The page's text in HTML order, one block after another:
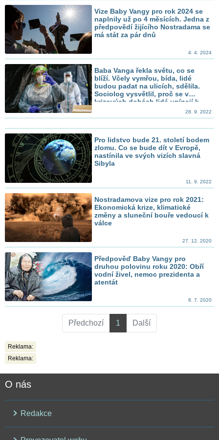
Vize Baby Vangy pro rok 2024 se
naplnily už po 4 měsících. Jedna z
předpovědí žijícího Nostradama se
má stát za pár dnů
4. 4. 2024
Baba Vanga řekla světu, co se
blíží. Včely vymřou, bída, lidé
budou padat na ulicích, sdělila.
Sociolog vysvětlil, proč se v
krizových dobách lidé upínají k
28. 9. 2022
Pro lidstvo bude 21. století bodem
zlomu. Co se bude dít v Evropě,
nastínila ve svých vizích slavná
Sibyla
11. 9. 2022
Nostradamova vize pro rok 2021:
Ekonomická krize, klimatické
změny a sluneční bouře vedoucí k
válce
27. 12. 2020
Předpověď Baby Vangy pro
druhou polovinu roku 2020: Obří
vodní živel, nemoc prezidenta a
atentát
8. 7. 2020
Předchozí 1 Další
Reklama:
Reklama:
O nás
Redakce